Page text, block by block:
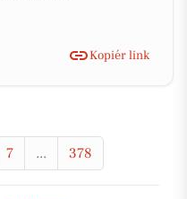
Kopiér link
7 ... 378